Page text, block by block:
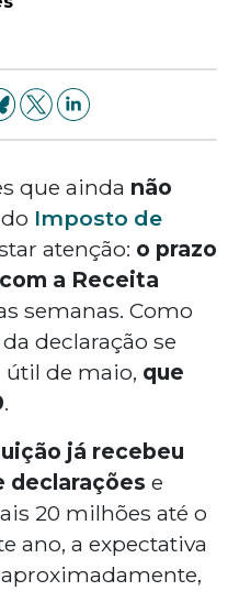
que ainda não
do Imposto de
atenção: o prazo
a Receita
semanas. Como
declaração se
útil de maio, que
.
já recebeu
declarações e
20 milhões até o
ano, a expectativa